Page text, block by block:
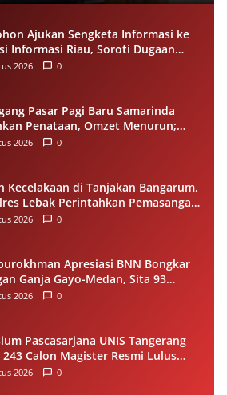
Ajukan Sengketa Informasi ke
Informasi Riau, Soroti Dugaan
Ditanggapinya Permohonan ke
2026 0
Pasar Pagi Baru Samarinda
Penataan, Omzet Menurun;
Pemkot Evaluasi Distribusi Ruko
2026 0
Kecelakaan di Tanjakan Bangarum,
Lebak Perintahkan Pemasangan
Lalu Lintas
2026 0
Apresiasi BNN Bongkar
Ganja Gayo-Medan, Sita 93
di Sumut
2026 0
Pascasarjana UNIS Tangerang
243 Calon Magister Resmi Lulus
Oktober
2026 0